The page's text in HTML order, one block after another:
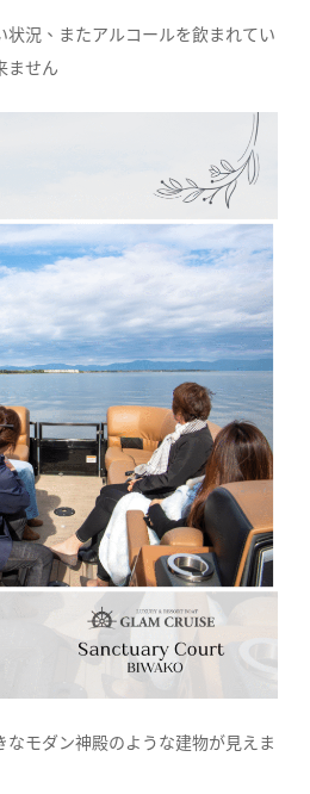
況、またアルコールを飲まれてい
ません
なモダン神殿のような建物が見えま